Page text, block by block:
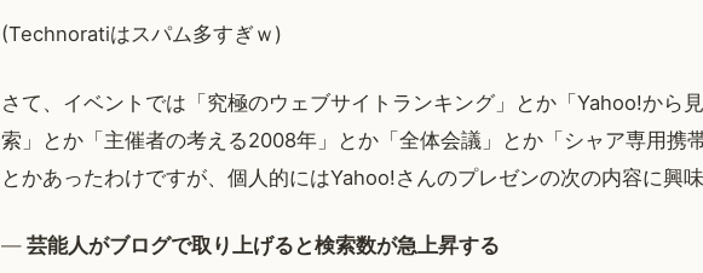
(Technoratiはスパム多すぎｗ)
さて、イベントでは「究極のウェブサイトランキング」とか「Yahoo!から
索」とか「主催者の考える2008年」とか「全体会議」とか「シャア専用携
とかあったわけですが、個人的にはYahoo!さんのプレゼンの次の内容に興味
芸能人がブログで取り上げると検索数が急上昇する